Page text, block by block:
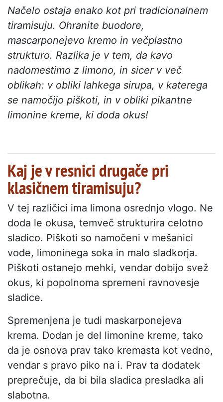
Načelo ostaja enako kot pri tradicionalnem
tiramisuju. Ohranite buodore,
mascarponejevo kremo in večplastno
strukturo. Razlika je v tem, da kavo
nadomestimo z limono, in sicer v več
oblikah: v obliki lahkega sirupa, v katerega
se namočijo piškoti, in v obliki pikantne
limonine kreme, ki doda okus!
Kaj je v resnici drugače pri
klasičnem tiramisuju?
V tej različici ima limona osrednjo vlogo. Ne
doda le okusa, temveč strukturira celotno
sladico. Piškoti so namočeni v mešanici
vode, limoninega soka in malo sladkorja.
Piškoti ostanejo mehki, vendar dobijo svež
okus, ki popolnoma spremeni ravnovesje
sladice.
Spremenjena je tudi maskarponejeva
krema. Dodan je del limonine kreme, tako
da je osnova prav tako kremasta kot vedno,
vendar s pravo piko na i. Prav ta dodatek
preprečuje, da bi bila sladica presladka ali
slabotna.